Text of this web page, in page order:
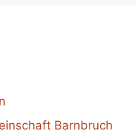
Barnbruch